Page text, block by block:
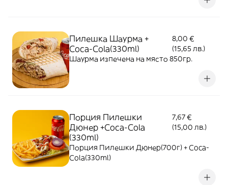
Пилешка Шаурма +
Coca-Cola(330ml)
8,00 €
(15,65 лв.)
Шаурма изпечена на място 850гр.
Порция Пилешки
Дюнер +Coca-Cola
(330ml)
7,67 €
(15,00 лв.)
Порция Пилешки Дюнер(700г) + Coca-
Cola(330ml)